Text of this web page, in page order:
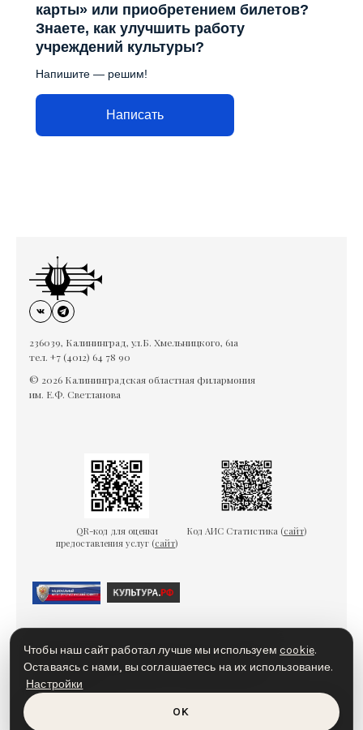
карты» или приобретением билетов?
Знаете, как улучшить работу
учреждений культуры?
Напишите — решим!
Написать
236039, Калининград, ул.Б. Хмельницкого, 61а
тел. +7 (4012) 64 78 90
© 2026 Калининградская областная филармония
им. Е.Ф. Светланова
QR-код для оценки
предоставления услуг (сайт)
Код АИС Статистика (сайт)
Гарантии безопасности
Пользовательское соглашение
Политика конфиденциальности
Политика cookies
Доступная среда
Чтобы наш сайт работал лучше мы используемcookie.
Оставаясь с нами, вы соглашаетесь на их использование.
Настройки
OK